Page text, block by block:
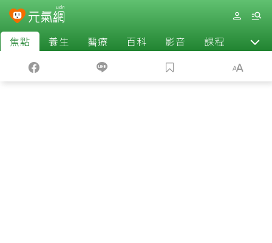
焦點 養生 醫療 百科 影音 課程 退休